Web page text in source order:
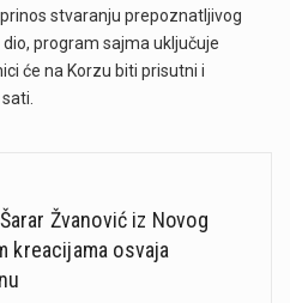
stvaranju prepoznatljivog
program sajma uključuje
će na Korzu biti prisutni i
Žvanović iz Novog
kreacijama osvaja